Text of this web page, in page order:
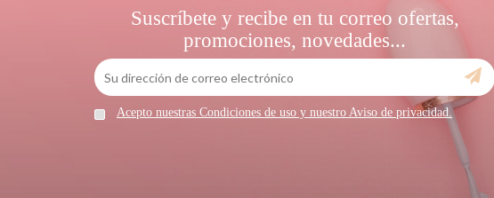
Suscríbete y recibe en tu correo ofertas,
promociones, novedades...
Acepto nuestras Condiciones de uso y nuestro Aviso de privacidad.